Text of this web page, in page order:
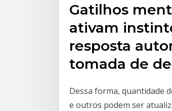
Gatilhos
ativam
resposta
tomada de
Dessa forma, quantidade
e outros podem ser